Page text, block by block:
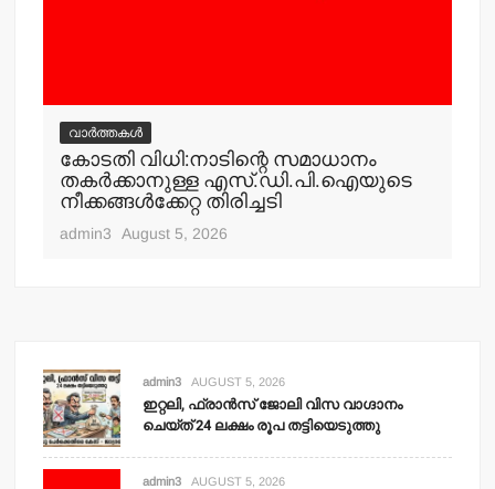
വാർത്തകൾ
കോടതി വിധി:നാടിന്റെ സമാധാനം
തകര്‍ക്കാനുള്ള എസ്.ഡി.പി.ഐയുടെ
നീക്കങ്ങള്‍ക്കേറ്റ തിരിച്ചടി
admin3 August 5, 2026
admin3 AUGUST 5, 2026
ഇറ്റലി, ഫ്രാന്‍സ് ജോലി വിസ വാഗ്ദാനം
ചെയ്ത് 24 ലക്ഷം രൂപ തട്ടിയെടുത്തു
admin3 AUGUST 5, 2026